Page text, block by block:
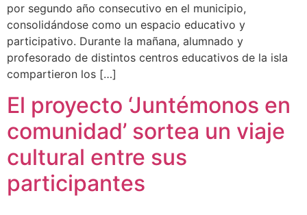
por segundo año consecutivo en el municipio,
consolidándose como un espacio educativo y
participativo. Durante la mañana, alumnado y
profesorado de distintos centros educativos de la isla
compartieron los […]
El proyecto ‘Juntémonos en
comunidad’ sortea un viaje
cultural entre sus
participantes